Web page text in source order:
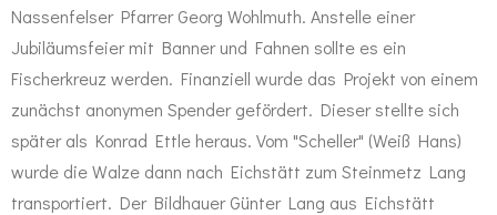
Nassenfelser Pfarrer Georg Wohlmuth. Anstelle einer
Jubiläumsfeier mit Banner und Fahnen sollte es ein
Fischerkreuz werden. Finanziell wurde das Projekt von einem
zunächst anonymen Spender gefördert. Dieser stellte sich
später als Konrad Ettle heraus. Vom "Scheller" (Weiß Hans)
wurde die Walze dann nach Eichstätt zum Steinmetz Lang
transportiert. Der Bildhauer Günter Lang aus Eichstätt